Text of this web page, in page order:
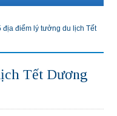
địa điểm lý tưởng du lịch Tết
Tết Dương